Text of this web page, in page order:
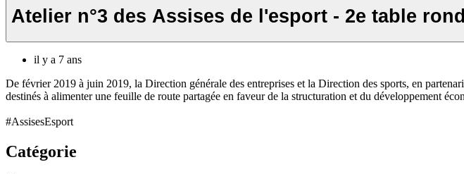
Atelier n°3 des Assises de l'esport - 2e table
il y a 7 ans
De février 2019 à juin 2019, la Direction générale des entreprises et la Direction des sports, en
destinés à alimenter une feuille de route partagée en faveur de la structuration et du développement
#AssisesEsport
Catégorie